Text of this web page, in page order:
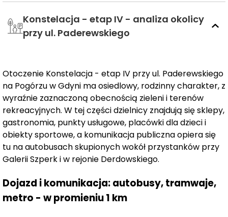
W nowym etapie osiedla powstanie łącznie ponad 100
Otoczenie i infrastruktura
Osiedle graniczy z kompleksami Beauforta i Beauforta
2, współtworząc nową, prężnie rozwijającą się dzielnicę.
W najbliższej okolicy znajdują się kluczowe obiekty, takie
jakszkoły, sklepy, centrum handlowe, liczne punkty
usługowe oraz dogodny dostęp do Obwodnicy
Trójmiasta.Do 2027 roku przewidziane jest także
otwarciestacji Szybkiej Kolei Miejskiej.
Komunikacja
Pieszo: przystanek autobusowy – 1 min, Galeria Szperk –
Konstelacja - etap IV - analiza okolicy
przy ul. Paderewskiego
Otoczenie Konstelacja - etap IV przy ul. Paderewskiego
na Pogórzu w Gdyni ma osiedlowy, rodzinny charakter, z
wyraźnie zaznaczoną obecnością zieleni i terenów
rekreacyjnych. W tej części dzielnicy znajdują się sklepy,
gastronomia, punkty usługowe, placówki dla dzieci i
obiekty sportowe, a komunikacja publiczna opiera się
tu na autobusach skupionych wokół przystanków przy
Galerii Szperk i w rejonie Derdowskiego.
Dojazd i komunikacja: autobusy, tramwaje,
metro - w promieniu 1 km